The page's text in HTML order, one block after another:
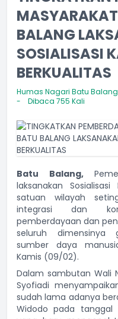
BALANG
SOSIALISASI
BERKUALITAS
Humas Nagari Batu Balang
Dibaca 755 Kali
Batu Balang,
laksanakan
satuan wilayah
integrasi dan
pemberdayaan dan
seluruh dimensinya
sumber daya
Kamis (09/02).
Dalam sambutan Wali
Syofiadi
sudah lama adanya
Widodo pada tanggal